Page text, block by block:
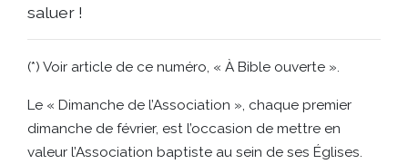
saluer !
(*) Voir article de ce numéro, « À Bible ouverte ».
Le « Dimanche de l’Association », chaque premier
dimanche de février, est l’occasion de mettre en
valeur l’Association baptiste au sein de ses Églises.